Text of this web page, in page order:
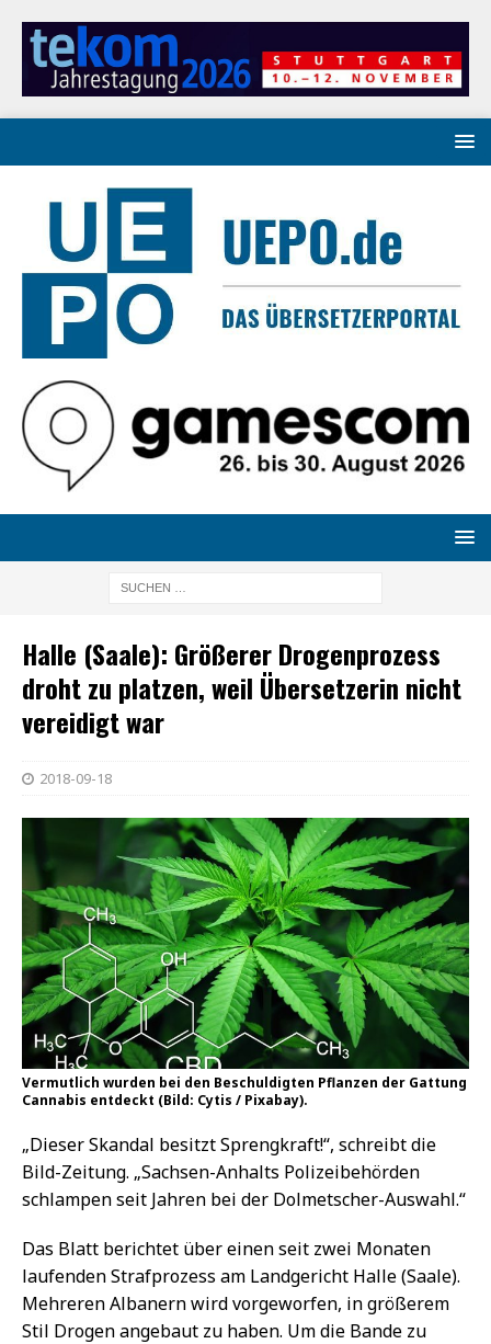
Halle (Saale): Größerer Drogenprozess
droht zu platzen, weil Übersetzerin nicht
vereidigt war
2018-09-18
Vermutlich wurden bei den Beschuldigten Pflanzen der Gattung
Cannabis entdeckt (Bild: Cytis / Pixabay).
„Dieser Skandal besitzt Sprengkraft!“, schreibt die
Bild-Zeitung. „Sachsen-Anhalts Polizeibehörden
schlampen seit Jahren bei der Dolmetscher-Auswahl.“
Das Blatt berichtet über einen seit zwei Monaten
laufenden Strafprozess am Landgericht Halle (Saale).
Mehreren Albanern wird vorgeworfen, in größerem
Stil Drogen angebaut zu haben. Um die Bande zu